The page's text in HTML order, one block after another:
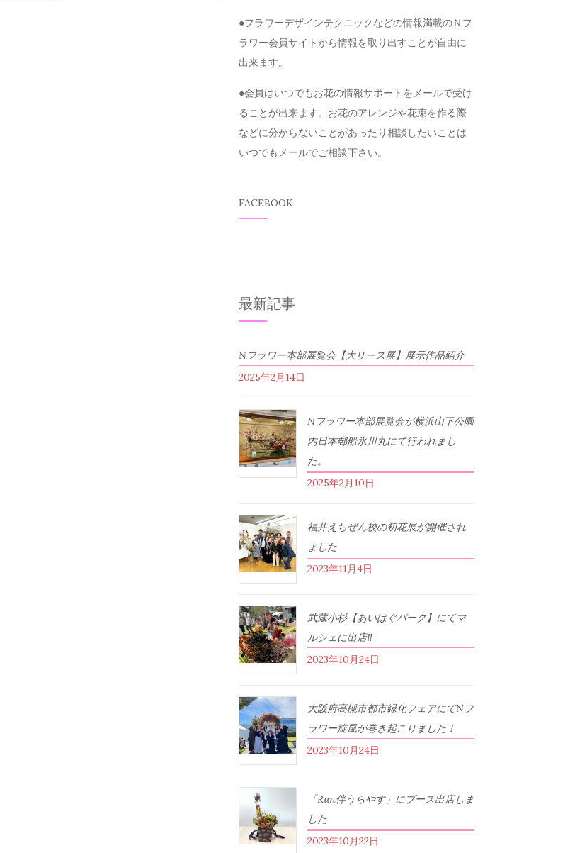
●フラワーデザインテクニックなどの情報満載のＮフ
ラワー会員サイトから情報を取り出すことが自由に
出来ます。
●会員はいつでもお花の情報サポートをメールで受け
ることが出来ます。お花のアレンジや花束を作る際
などに分からないことがあったり相談したいことは
いつでもメールでご相談下さい。
FACEBOOK
最新記事
Nフラワー本部展覧会【大リース展】展示作品紹介
2025年2月14日
Nフラワー本部展覧会が横浜山下公園
内日本郵船氷川丸にて行われまし
た。
2025年2月10日
福井えちぜん校の初花展が開催され
ました
2023年11月4日
武蔵小杉【あいはぐパーク】にてマ
ルシェに出店‼︎
2023年10月24日
大阪府高槻市都市緑化フェアにてNフ
ラワー旋風が巻き起こりました！
2023年10月24日
「Run伴うらやす」にブース出店しま
した
2023年10月22日